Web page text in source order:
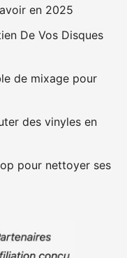
en 2025
De Vos Disques
de mixage pour
des vinyles en
pour nettoyer ses